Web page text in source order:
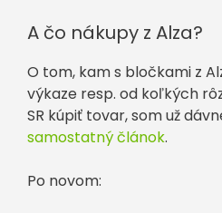
A čo nákupy z Alza?
O tom, kam s bločkami z
výkaze resp. od koľkých
SR kúpiť tovar, som už
samostatný článok.
Po novom: